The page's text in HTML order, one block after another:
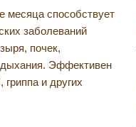
месяца способствует
заболеваний
почек,
дыхания. Эффективен
и других